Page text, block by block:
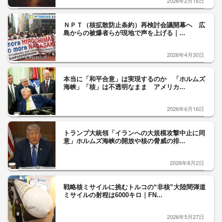
ＮＰＴ（核拡散防止条約）再検討会議開幕へ 広
島からの被爆者らが現地で声を上げる｜...
2026年4月30日
本当に「和平合意」は実現するのか 「ホルムズ
海峡」「核」は不透明なまま アメリカ...
2026年6月16日
トランプ大統領「イランへの大規模攻撃中止に同
意」ホルムズ海峡の開放や核の脅威の排...
2026年8月2日
戦略核ミサイルに挑むトルコの“非核”大陸間弾道
ミサイルの射程は6000キロ｜FN...
2026年5月27日